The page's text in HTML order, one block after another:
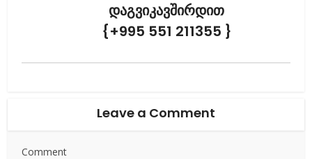
დაგვიკავშირდით
{+995 551 211355 }
Leave a Comment
Comment